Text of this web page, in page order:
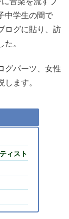
中学生の間で
ログに貼り、訪
。
グパーツ、女性
ます。
ィスト